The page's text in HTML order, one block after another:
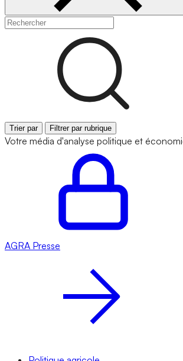
Trier par Filtrer par rubrique
Votre média d'analyse politique et
AGRA Presse